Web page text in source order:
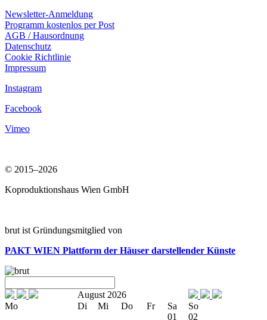
Newsletter-Anmeldung
Programm kostenlos per Post
AGB / Hausordnung
Datenschutz
Cookie Richtlinie
Impressum
Instagram
Facebook
Vimeo
© 2015–2026
Koproduktionshaus Wien GmbH
brut ist Gründungsmitglied von
PAKT WIEN Plattform der Häuser darstellender Künste
August 2026
Mo
Di Mi Do Fr Sa
So
01
02